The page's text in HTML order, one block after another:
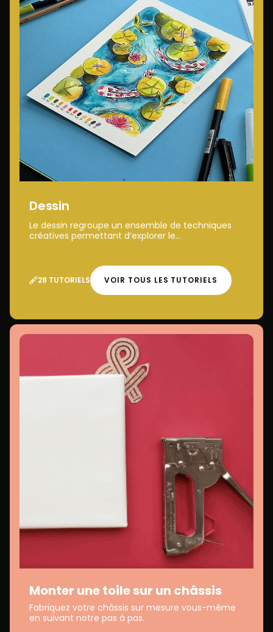
Dessin
Le dessin regroupe un ensemble de techniques
créatives permettant d’explorer le...
28 TUTORIELS VOIR TOUS LES TUTORIELS
Monter une toile sur un châssis
Fabriquez votre châssis sur mesure vous-même
en suivant notre pas à pas.